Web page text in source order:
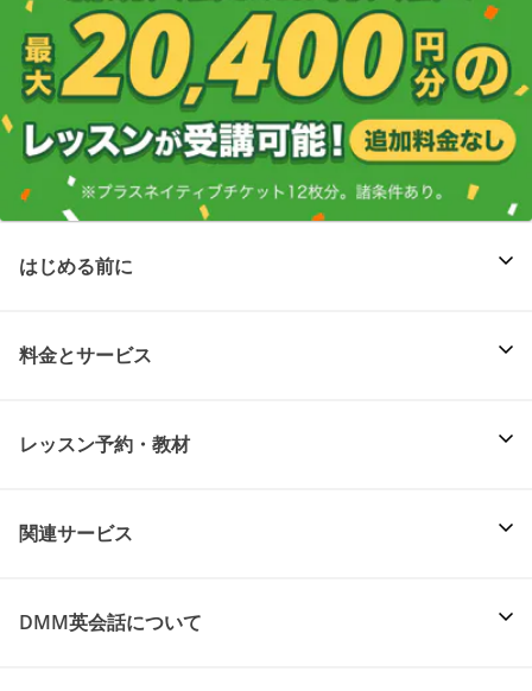
はじめる前に
料金とサービス
レッスン予約・教材
関連サービス
DMM英会話について